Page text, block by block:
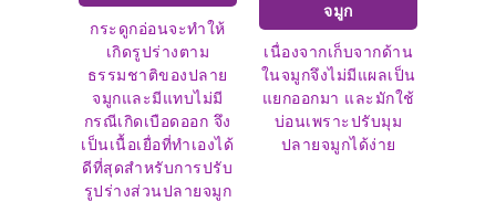
กระดูกอ่อนจะทำให้
เกิดรูปร่างตาม
ธรรมชาติของปลาย
จมูกและมีแทบไม่มี
กรณีเกิดเบือดออก จึง
เป็นเนื้อเยื่อที่ทำเองได้
ดีที่สุดสำหรับการปรับ
รูปร่างส่วนปลายจมูก
จมูก
เนื่องจากเก็บจากด้าน
ในจมูกจึงไม่มีแผลเป็น
แยกออกมา และมักใช้
บ่อนเพราะปรับมุม
ปลายจมูกได้ง่าย